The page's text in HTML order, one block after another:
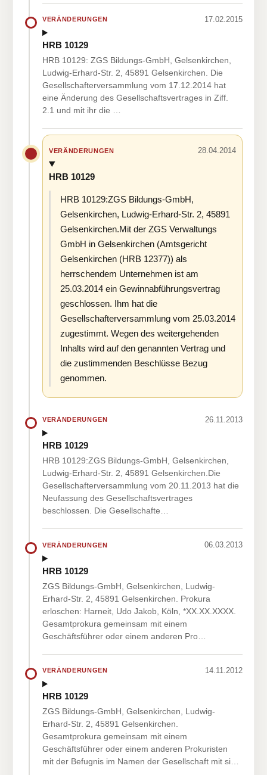
VERÄNDERUNGEN 17.02.2015
HRB 10129
HRB 10129: ZGS Bildungs-GmbH, Gelsenkirchen,
Ludwig-Erhard-Str. 2, 45891 Gelsenkirchen. Die
Gesellschafterversammlung vom 17.12.2014 hat
eine Änderung des Gesellschaftsvertrages in Ziff.
2.1 und mit ihr die …
VERÄNDERUNGEN 28.04.2014
HRB 10129
HRB 10129:ZGS Bildungs-GmbH,
Gelsenkirchen, Ludwig-Erhard-Str. 2, 45891
Gelsenkirchen.Mit der ZGS Verwaltungs
GmbH in Gelsenkirchen (Amtsgericht
Gelsenkirchen (HRB 12377)) als
herrschendem Unternehmen ist am
25.03.2014 ein Gewinnabführungsvertrag
geschlossen. Ihm hat die
Gesellschafterversammlung vom 25.03.2014
zugestimmt. Wegen des weitergehenden
Inhalts wird auf den genannten Vertrag und
die zustimmenden Beschlüsse Bezug
genommen.
VERÄNDERUNGEN 26.11.2013
HRB 10129
HRB 10129:ZGS Bildungs-GmbH, Gelsenkirchen,
Ludwig-Erhard-Str. 2, 45891 Gelsenkirchen.Die
Gesellschafterversammlung vom 20.11.2013 hat die
Neufassung des Gesellschaftsvertrages
beschlossen. Die Gesellschafte…
VERÄNDERUNGEN 06.03.2013
HRB 10129
ZGS Bildungs-GmbH, Gelsenkirchen, Ludwig-
Erhard-Str. 2, 45891 Gelsenkirchen. Prokura
erloschen: Harneit, Udo Jakob, Köln, *XX.XX.XXXX.
Gesamtprokura gemeinsam mit einem
Geschäftsführer oder einem anderen Pro…
VERÄNDERUNGEN 14.11.2012
HRB 10129
ZGS Bildungs-GmbH, Gelsenkirchen, Ludwig-
Erhard-Str. 2, 45891 Gelsenkirchen.
Gesamtprokura gemeinsam mit einem
Geschäftsführer oder einem anderen Prokuristen
mit der Befugnis im Namen der Gesellschaft mit si…